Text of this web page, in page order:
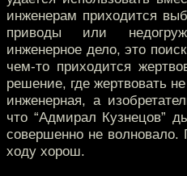
инженерам приходится
приводы или
инженерное дело, это
чем-то приходится
решение, где жертвовать
инженерная, а
что “Адмирал Кузнецов”
совершенно не волновало.
ходу хорош.